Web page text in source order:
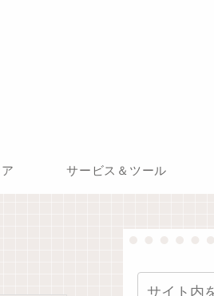
サービス＆ツール